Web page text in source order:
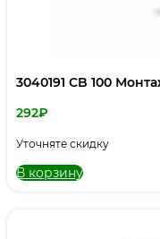
3040191 CB 100
292₽
Уточняте скидку
В корзину